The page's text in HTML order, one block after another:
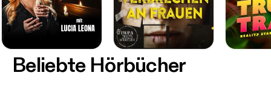
Beliebte Hörbücher